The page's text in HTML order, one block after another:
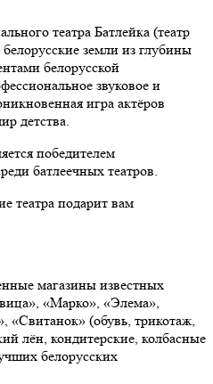
театра Батлейка (театр
земли из глубины
белорусской
звуковое и
игра актёров
детства.
победителем
батлеечных театров.
театра подарит вам
магазины известных
«Марко», «Элема»,
«Свитанок» (обувь, трикотаж,
лён, кондитерские, колбасные
белорусских